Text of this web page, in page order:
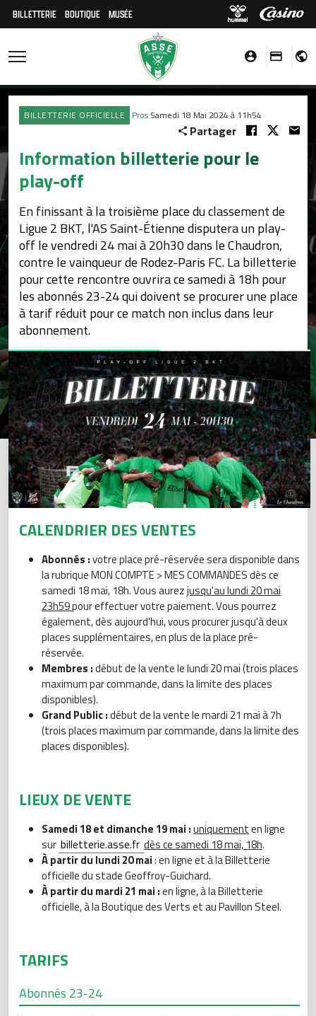
BILLETTERIE BOUTIQUE MUSÉE
BILLETTERIE OFFICIELLE Pros Samedi 18 Mai 2024 à 11h54
Partager
Information billetterie pour le
play-off
En finissant à la troisième place du classement de
Ligue 2 BKT, l'AS Saint-Étienne disputera un play-
off le vendredi 24 mai à 20h30 dans le Chaudron,
contre le vainqueur de Rodez-Paris FC. La billetterie
pour cette rencontre ouvrira ce samedi à 18h pour
les abonnés 23-24 qui doivent se procurer une place
à tarif réduit pour ce match non inclus dans leur
abonnement.
CALENDRIER DES VENTES
Abonnés :votre place pré-réservée sera disponible dans
la rubrique MON COMPTE > MES COMMANDES dès ce
samedi 18 mai, 18h. Vous aurezjusqu'au lundi 20 mai
23h59pour effectuer votre paiement. Vous pourrez
également, dès aujourd'hui, vous procurer jusqu'à deux
places supplémentaires, en plus de la place pré-
réservée.
Membres :début de la vente le lundi 20 mai (trois places
maximum par commande, dans la limite des places
disponibles).
Grand Public :début de la vente le mardi 21 mai à 7h
(trois places maximum par commande, dans la limite des
places disponibles).
LIEUX DE VENTE
Samedi 18 et dimanche 19 mai :uniquementen ligne
sur billetterie.asse.fr dès ce samedi 18 mai, 18h.
À partir du lundi 20 mai: en ligne et à la Billetterie
officielle du stade Geoffroy-Guichard.
À partir du mardi 21 mai :en ligne, à la Billetterie
officielle, à la Boutique des Verts et au Pavillon Steel.
TARIFS
Abonnés 23-24